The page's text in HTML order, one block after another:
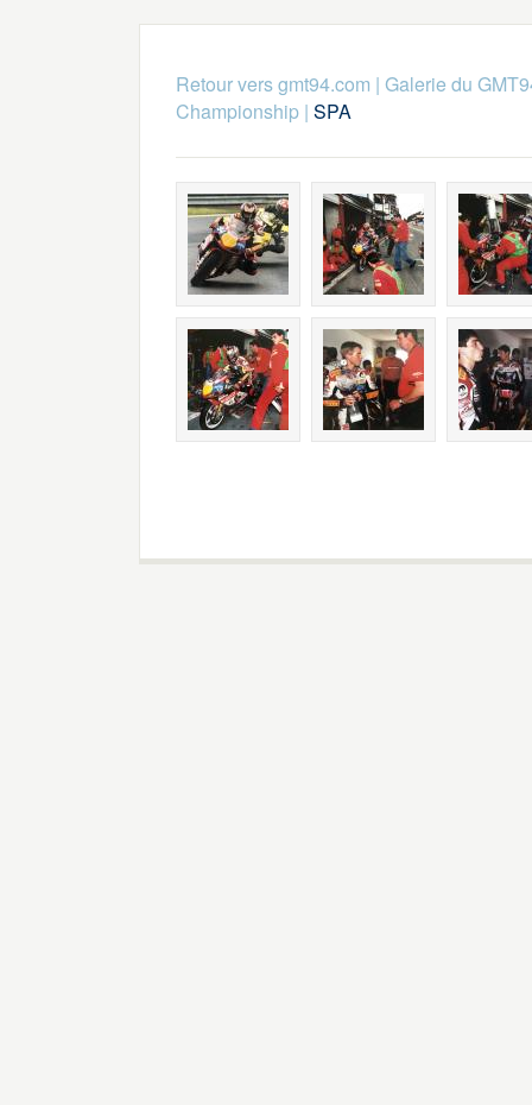
Retour vers gmt94.com | Galerie du
Championship| SPA